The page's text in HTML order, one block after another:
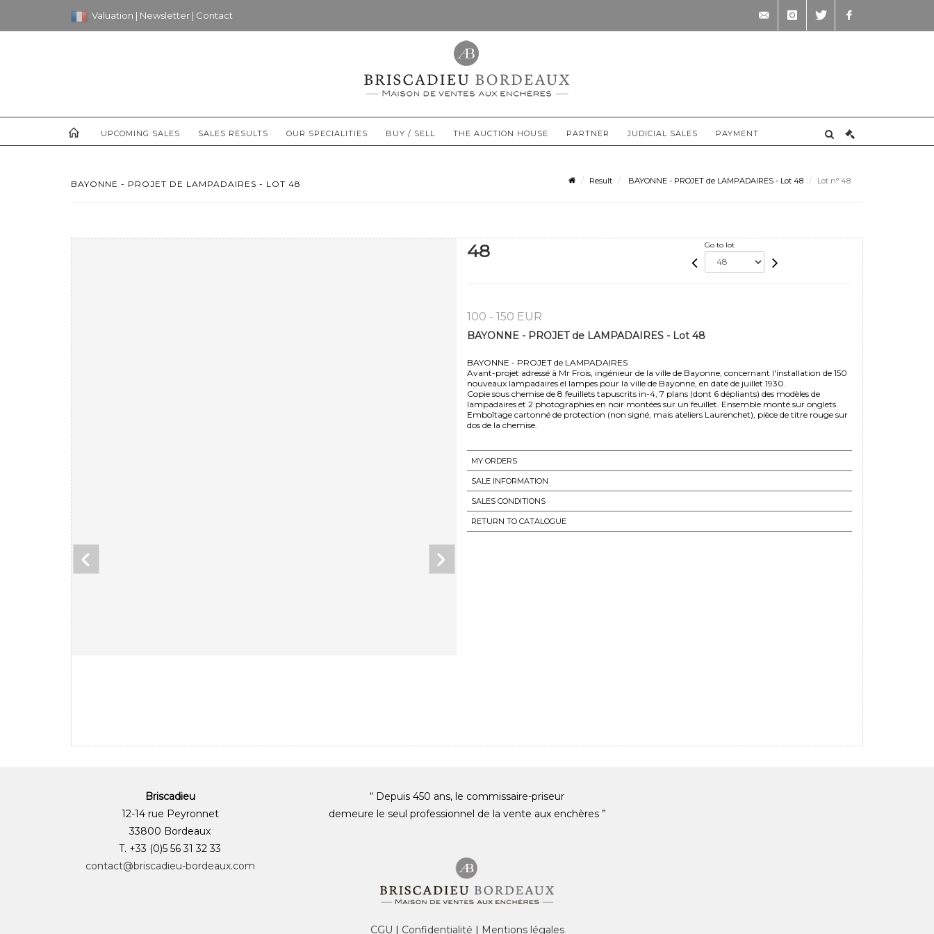
Valuation | Newsletter | Contact
UPCOMING SALES SALES RESULTS OUR SPECIALITIES BUY / SELL THE AUCTION HOUSE PARTNER JUDICIAL SALES PAYMENT
BAYONNE - PROJET DE LAMPADAIRES - LOT 48 Result BAYONNE - PROJET de LAMPADAIRES - Lot 48 Lot n° 48
48 Go to lot
100 - 150 EUR
BAYONNE - PROJET de LAMPADAIRES - Lot 48
BAYONNE - PROJET de LAMPADAIRES
Avant-projet adressé à Mr Frois, ingénieur de la ville de Bayonne, concernant l'installation de 150
nouveaux lampadaires el lampes pour la ville de Bayonne, en date de juillet 1930.
Copie sous chemise de 8 feuillets tapuscrits in-4, 7 plans (dont 6 dépliants) des modèles de
lampadaires et 2 photographies en noir montées sur un feuillet. Ensemble monté sur onglets.
Emboîtage cartonné de protection (non signé, mais ateliers Laurenchet), pièce de titre rouge sur
dos de la chemise.
MY ORDERS
SALE INFORMATION
SALES CONDITIONS
RETURN TO CATALOGUE
Briscadieu
12-14 rue Peyronnet
33800 Bordeaux
T. +33 (0)5 56 31 32 33
contact@briscadieu-bordeaux.com
“ Depuis 450 ans, le commissaire-priseur
demeure le seul professionnel de la vente aux enchères ”
CGU | Confidentialité | Mentions légales